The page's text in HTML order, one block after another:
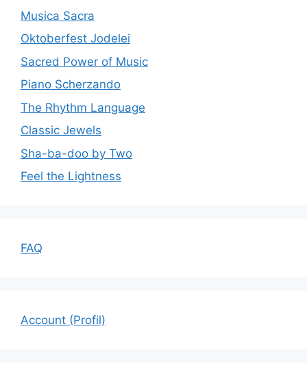
Musica Sacra
Oktoberfest Jodelei
Sacred Power of Music
Piano Scherzando
The Rhythm Language
Classic Jewels
Sha-ba-doo by Two
Feel the Lightness
FAQ
Account (Profil)